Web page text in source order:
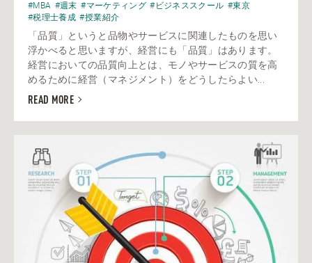
#MBA #週末 #マーケティング #ビジネススクール #東京
#税理士養成 #授業紹介
「品質」というと品物やサービスに関連したものを思い
浮かべると思いますが、経営にも「品質」はあります。
経営においての品質向上とは、モノやサービスの質を高
めるために経営（マネジメント）をどうしたらよい...
READ MORE